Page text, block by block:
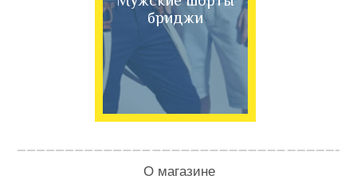
бриджи
О магазине